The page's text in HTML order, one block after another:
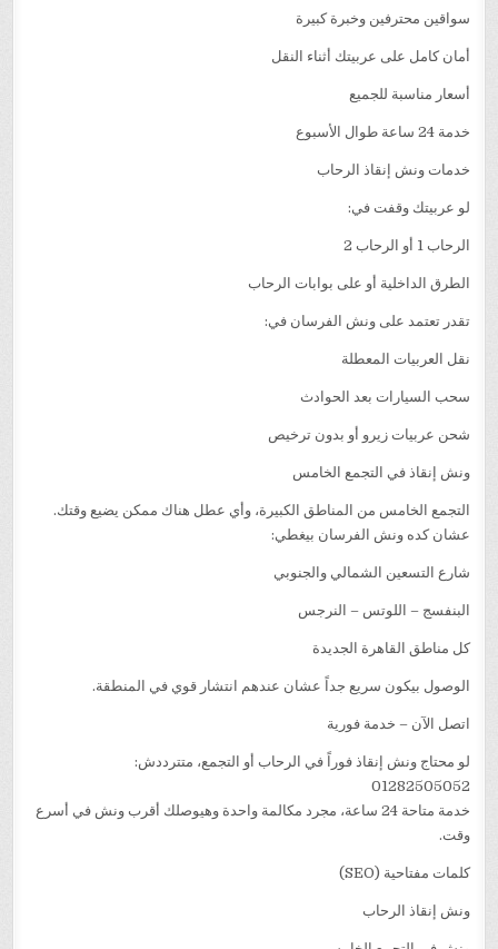
سواقين محترفين وخبرة كبيرة
أمان كامل على عربيتك أثناء النقل
أسعار مناسبة للجميع
خدمة 24 ساعة طوال الأسبوع
خدمات ونش إنقاذ الرحاب
لو عربيتك وقفت في:
الرحاب 1 أو الرحاب 2
الطرق الداخلية أو على بوابات الرحاب
تقدر تعتمد على ونش الفرسان في:
نقل العربيات المعطلة
سحب السيارات بعد الحوادث
شحن عربيات زيرو أو بدون ترخيص
ونش إنقاذ في التجمع الخامس
التجمع الخامس من المناطق الكبيرة، وأي عطل هناك ممكن يضيع وقتك.
عشان كده ونش الفرسان بيغطي:
شارع التسعين الشمالي والجنوبي
البنفسج – اللوتس – النرجس
كل مناطق القاهرة الجديدة
الوصول بيكون سريع جداً عشان عندهم انتشار قوي في المنطقة.
اتصل الآن – خدمة فورية
لو محتاج ونش إنقاذ فوراً في الرحاب أو التجمع، متترددش:
01282505052
خدمة متاحة 24 ساعة، مجرد مكالمة واحدة وهيوصلك أقرب ونش في أسرع
وقت.
كلمات مفتاحية (SEO)
ونش إنقاذ الرحاب